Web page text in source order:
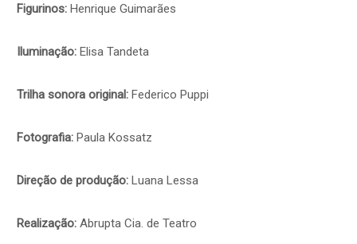
Figurinos: Henrique Guimarães
Iluminação: Elisa Tandeta
Trilha sonora original: Federico Puppi
Fotografia: Paula Kossatz
Direção de produção: Luana Lessa
Realização: Abrupta Cia. de Teatro